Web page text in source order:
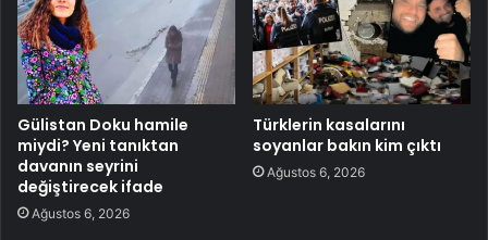
Gülistan Doku hamile
miydi? Yeni tanıktan
davanın seyrini
değiştirecek ifade
Ağustos 6, 2026
Türklerin kasalarını
soyanlar bakın kim çıktı
Ağustos 6, 2026